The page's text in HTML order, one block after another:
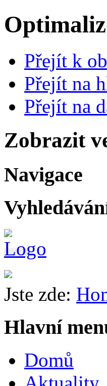
Přejít k
Přejít na
Přejít na
Zobrazit
Navigace
Jste zde:
Hlavní
Domů